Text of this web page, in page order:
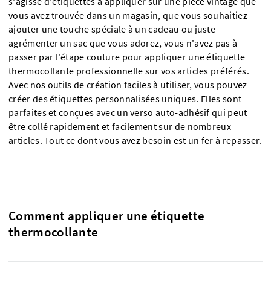
vous avez trouvée dans un magasin, que vous souhaitiez
ajouter une touche spéciale à un cadeau ou juste
agrémenter un sac que vous adorez, vous n'avez pas à
passer par l'étape couture pour appliquer une étiquette
thermocollante professionnelle sur vos articles préférés.
Avec nos outils de création faciles à utiliser, vous pouvez
créer des étiquettes personnalisées uniques. Elles sont
parfaites et conçues avec un verso auto-adhésif qui peut
être collé rapidement et facilement sur de nombreux
articles. Tout ce dont vous avez besoin est un fer à repasser.
Comment appliquer une étiquette
thermocollante